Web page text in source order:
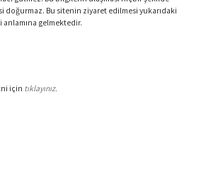
doğurmaz. Bu sitenin ziyaret edilmesi yukarıdaki
gelmektedir.
için tıklayınız.